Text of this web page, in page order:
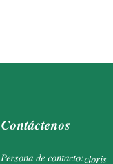
Contáctenos
Persona de contacto:cloris